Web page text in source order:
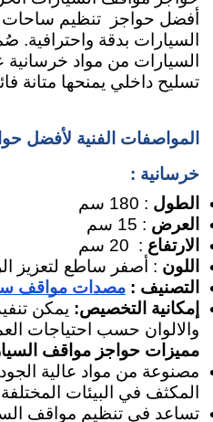
تسليح داخلي يمنحها متانة
خرسانية :
الطول : 180 سم
العرض : 15 سم
الارتفاع :  20 سم
اللون : أصفر ساطع لتعزيز
التصنيف : مصدات مواقف
إمكانية التخصيص:
والالوان حسب احتياجات
مميزات حواجز مواقف
المكثف في البيئات المختلفة